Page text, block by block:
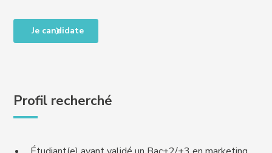
Je candidate
Profil recherché